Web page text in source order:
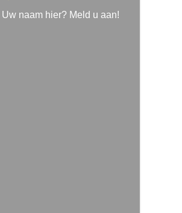
Uw naam hier? Meld u aan!